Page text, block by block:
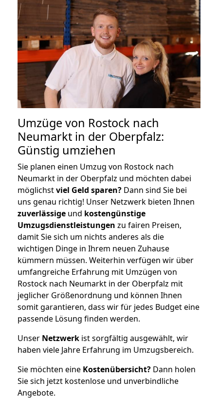
Umzüge von Rostock nach
Neumarkt in der Oberpfalz:
Günstig umziehen
Sie planen einen Umzug von Rostock nach
Neumarkt in der Oberpfalz und möchten dabei
möglichstviel Geld sparen? Dann sind Sie bei
uns genau richtig! Unser Netzwerk bieten Ihnen
zuverlässige und kostengünstige
Umzugsdienstleistungen zu fairen Preisen,
damit Sie sich um nichts anderes als die
wichtigen Dinge in Ihrem neuen Zuhause
kümmern müssen. Weiterhin verfügen wir über
umfangreiche Erfahrung mit Umzügen von
Rostock nach Neumarkt in der Oberpfalz mit
jeglicher Größenordnung und können Ihnen
somit garantieren, dass wir für jedes Budget eine
passende Lösung finden werden.
Unser Netzwerk ist sorgfältig ausgewählt, wir
haben viele Jahre Erfahrung im Umzugsbereich.
Sie möchten eine Kostenübersicht? Dann holen
Sie sich jetzt kostenlose und unverbindliche
Angebote.